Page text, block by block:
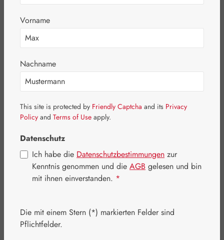
Bildergalerie überspringen
Regulärer Preis:
193,90 €
Inhalt:0.181 Kilogramm
Vorname
Nachname
This site is protected by Friendly Captcha and its Privacy
Policy and Terms of Use apply.
Datenschutz
Ich habe die Datenschutzbestimmungen zur
Kenntnis genommen und die AGB gelesen und bin
mit ihnen einverstanden. *
Die mit einem Stern (*) markierten Felder sind
Pflichtfelder.